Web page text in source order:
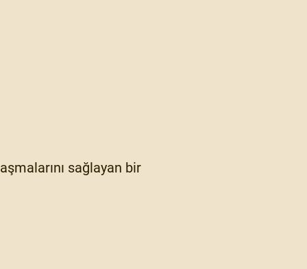
sağlayan bir